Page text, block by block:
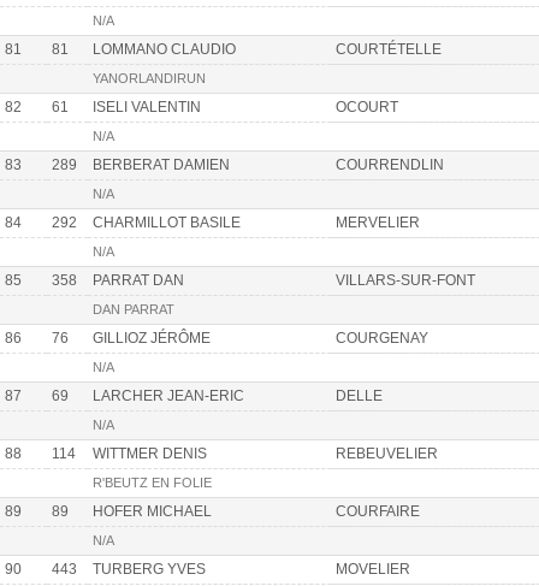
N/A
81 81 LOMMANO CLAUDIO COURTÉTELLE
YANORLANDIRUN
82 61 ISELI VALENTIN OCOURT
N/A
83 289 BERBERAT DAMIEN COURRENDLIN
N/A
84 292 CHARMILLOT BASILE MERVELIER
N/A
85 358 PARRAT DAN VILLARS-SUR-FONT
DAN PARRAT
86 76 GILLIOZ JÉRÔME COURGENAY
N/A
87 69 LARCHER JEAN-ERIC DELLE
N/A
88 114 WITTMER DENIS REBEUVELIER
R'BEUTZ EN FOLIE
89 89 HOFER MICHAEL COURFAIRE
N/A
90 443 TURBERG YVES MOVELIER